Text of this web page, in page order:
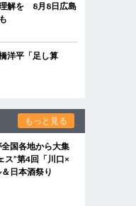
解を 8月8日広島
洋平「足し算
もっと見る
国各地から大集
”第4回「川口×
日本酒祭り